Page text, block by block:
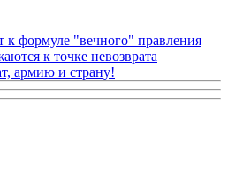
формуле "вечного" правления
к точке невозврата
армию и страну!